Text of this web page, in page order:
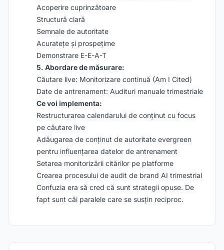
Acoperire cuprinzătoare
Structură clară
Semnale de autoritate
Acuratețe și prospețime
Demonstrare E-E-A-T
5. Abordare de măsurare:
Căutare live: Monitorizare continuă (Am I Cited)
Date de antrenament: Audituri manuale trimestriale
Ce voi implementa:
Restructurarea calendarului de conținut cu focus
pe căutare live
Adăugarea de conținut de autoritate evergreen
pentru influențarea datelor de antrenament
Setarea monitorizării citărilor pe platforme
Crearea procesului de audit de brand AI trimestrial
Confuzia era să cred că sunt strategii opuse. De
fapt sunt căi paralele care se susțin reciproc.